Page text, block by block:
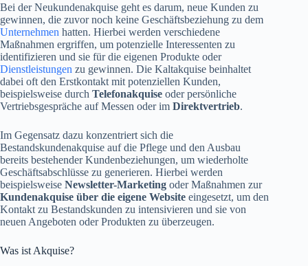
Bei der Neukundenakquise geht es darum, neue Kunden zu
gewinnen, die zuvor noch keine Geschäftsbeziehung zu dem
Unternehmen hatten. Hierbei werden verschiedene
Maßnahmen ergriffen, um potenzielle Interessenten zu
identifizieren und sie für die eigenen Produkte oder
Dienstleistungen zu gewinnen. Die Kaltakquise beinhaltet
dabei oft den Erstkontakt mit potenziellen Kunden,
beispielsweise durch Telefonakquise oder persönliche
Vertriebsgespräche auf Messen oder im Direktvertrieb.
Im Gegensatz dazu konzentriert sich die
Bestandskundenakquise auf die Pflege und den Ausbau
bereits bestehender Kundenbeziehungen, um wiederholte
Geschäftsabschlüsse zu generieren. Hierbei werden
beispielsweise Newsletter-Marketing oder Maßnahmen zur
Kundenakquise über die eigene Website eingesetzt, um den
Kontakt zu Bestandskunden zu intensivieren und sie von
neuen Angeboten oder Produkten zu überzeugen.
Was ist Akquise?